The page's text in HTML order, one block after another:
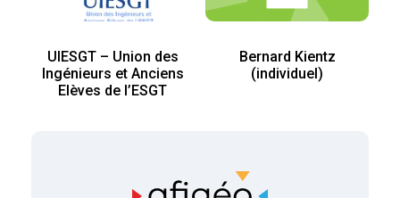
UIESGT – Union des
Ingénieurs et Anciens
Elèves de l’ESGT
Bernard Kientz
(individuel)